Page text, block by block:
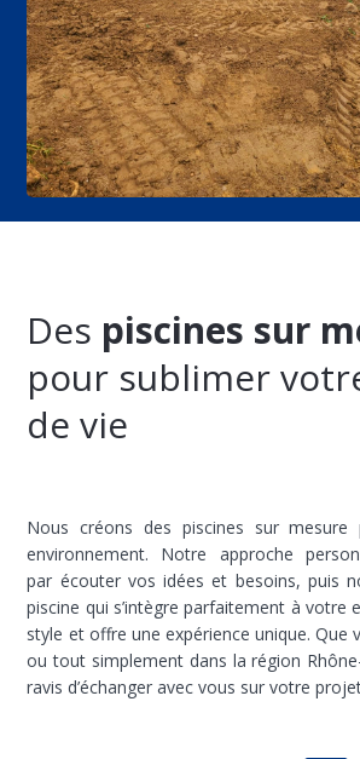
Des piscines sur
pour sublimer
de vie
Nous créons des piscines sur mesure
environnement. Notre approche
par écouter vos idées et besoins, puis
piscine qui s’intègre parfaitement à votre
style et offre une expérience unique. Que
ou tout simplement dans la région
ravis d’échanger avec vous sur votre